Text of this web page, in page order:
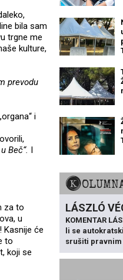
bila sam
trgne me
kulture,
prevodu
i
Beč“. I
za to
u
Kasnije će
to
koji se
LÁSZLÓ
KOMENTAR
li se
srušiti